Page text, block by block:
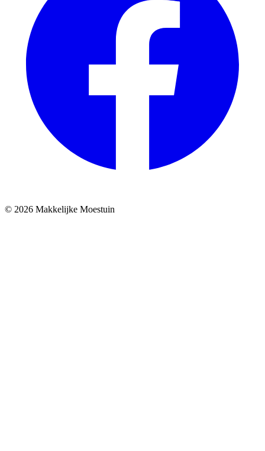
© 2026 Makkelijke Moestuin